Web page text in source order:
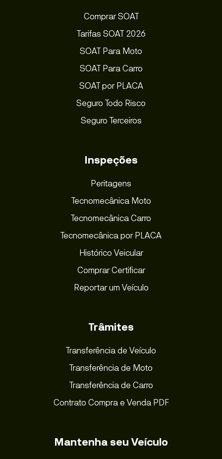
Comprar SOAT
Tarifas SOAT 2026
SOAT Para Moto
SOAT Para Carro
SOAT por PLACA
Seguro Todo Risco
Seguro Terceiros
Inspeções
Peritagens
Tecnomecânica Moto
Tecnomecânica Carro
Tecnomecânica por PLACA
Histórico Veicular
Comprar Certificar
Reportar um Veículo
Trâmites
Transferência de Veículo
Transferência de Moto
Transferência de Carro
Contrato Compra e Venda PDF
Mantenha seu Veículo